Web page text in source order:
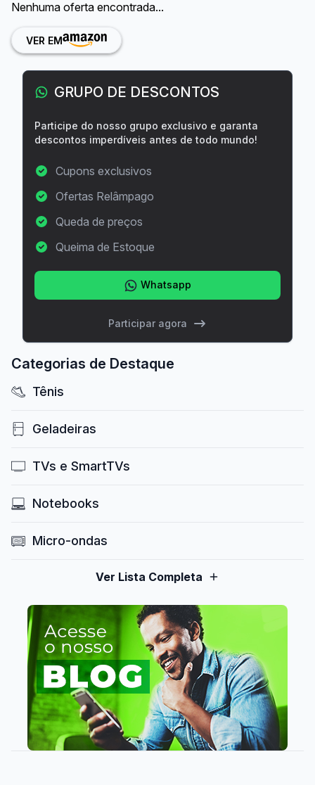
Nenhuma oferta encontrada...
VER EM
GRUPO DE DESCONTOS
Participe do nosso grupo exclusivo e garanta
descontos imperdíveis antes de todo mundo!
Cupons exclusivos
Ofertas Relâmpago
Queda de preços
Queima de Estoque
Whatsapp
Participar agora
Categorias de Destaque
Tênis
Geladeiras
TVs e SmartTVs
Notebooks
Micro-ondas
Ver Lista Completa